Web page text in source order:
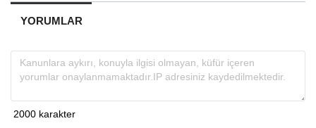
YORUMLAR